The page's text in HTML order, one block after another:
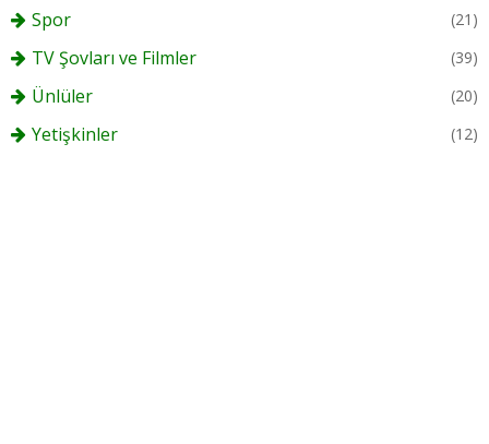
Spor (21)
TV Şovları ve Filmler (39)
Ünlüler (20)
Yetişkinler (12)